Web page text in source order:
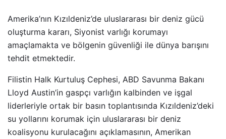
Amerika’nın Kızıldeniz’de uluslararası bir deniz gücü
oluşturma kararı, Siyonist varlığı korumayı
amaçlamakta ve bölgenin güvenliği ile dünya barışını
tehdit etmektedir.
Filistin Halk Kurtuluş Cephesi, ABD Savunma Bakanı
Lloyd Austin’in gaspçı varlığın kalbinden ve işgal
liderleriyle ortak bir basın toplantısında Kızıldeniz’deki
su yollarını korumak için uluslararası bir deniz
koalisyonu kurulacağını açıklamasının, Amerikan